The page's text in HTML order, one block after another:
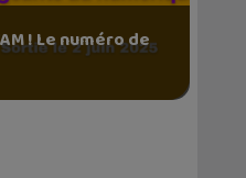
! Le numéro de